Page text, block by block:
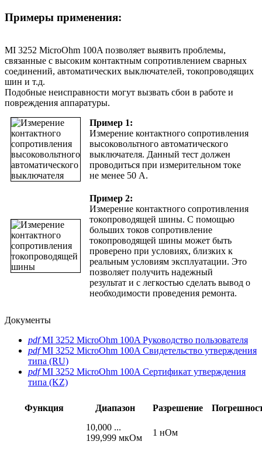
Примеры применения:
MI 3252 MicroOhm 100A позволяет выявить проблемы,
связанные с высоким контактным сопротивлением сварных
соединений, автоматических выключателей, токопроводящих
шин и т.д.
Подобные неисправности могут вызвать сбои в работе и
повреждения аппаратуры.
Пример 1:
Измерение контактного сопротивления
высоковольтного автоматического
выключателя. Данный тест должен
проводиться при измерительном токе
не менее 50 A.
Пример 2:
Измерение контактного сопротивления
токопроводящей шины. С помощью
больших токов сопротивление
токопроводящей шины может быть
проверено при условиях, близких к
реальным условиям эксплуатации. Это
позволяет получить надежный
результат и с легкостью сделать вывод о
необходимости проведения ремонта.
Документы
pdfMI 3252 MicroOhm 100A Руководство пользователя
pdfMI 3252 MicroOhm 100A Свидетельство утверждения
типа (RU)
pdfMI 3252 MicroOhm 100A Сертификат утверждения
типа (KZ)
Функция Диапазон Разрешение
10,000 ...
199,999 мкОм
1 нОм